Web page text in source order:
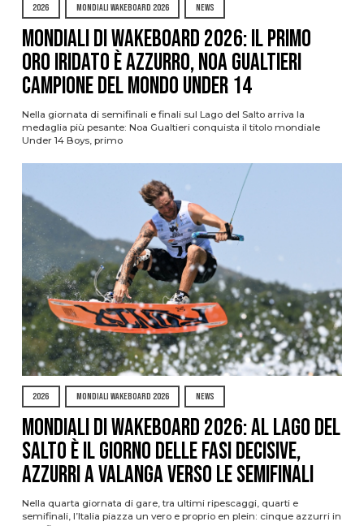
2026 MONDIALI WAKEBOARD 2026 NEWS
Mondiali di Wakeboard 2026: il primo
oro iridato è azzurro, Noa Gualtieri
campione del mondo Under 14
Nella giornata di semifinali e finali sul Lago del Salto arriva la
medaglia più pesante: Noa Gualtieri conquista il titolo mondiale
Under 14 Boys, primo
2026 MONDIALI WAKEBOARD 2026 NEWS
Mondiali di Wakeboard 2026: al Lago del
Salto è il giorno delle fasi decisive,
azzurri a valanga verso le semifinali
Nella quarta giornata di gare, tra ultimi ripescaggi, quarti e
semifinali, l’Italia piazza un vero e proprio en plein: cinque azzurri in